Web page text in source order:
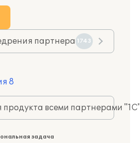
партнера 1743
8
продукта всеми партнерами
задача